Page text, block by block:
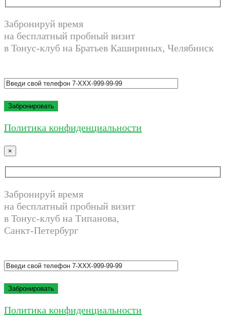
Забронируй время
на бесплатный пробный визит
в Тонус-клуб на Братьев Кашириных, Челябинск
Политика конфиденциальности
×
Забронируй время
на бесплатный пробный визит
в Тонус-клуб на Типанова,
Санкт-Петербург
Политика конфиденциальности